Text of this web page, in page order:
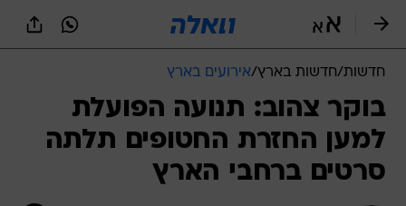
חדשות/חדשות בארץ/אירועים בארץ
בוקר צהוב: תנועה הפועלת
למען החזרת החטופים תלתה
סרטים ברחבי הארץ